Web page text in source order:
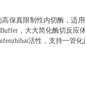
高保真限制性内切酶 ，适
，大大简化酶切反应
活性，支持一管